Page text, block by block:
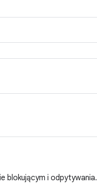
blokującym i odpytywania.